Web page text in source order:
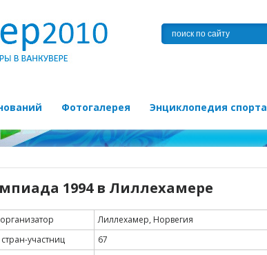
Фотогалерея Энциклопедия спорта
1994 в Лиллехамере
Лиллехамер, Норвегия
участниц
67